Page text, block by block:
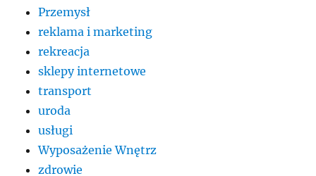
Przemysł
reklama i marketing
rekreacja
sklepy internetowe
transport
uroda
usługi
Wyposażenie Wnętrz
zdrowie